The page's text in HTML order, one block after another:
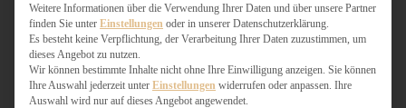
HERZHAFT
BURGER & SANDWICHES
FIX AUF DEM TISCH
Weitere Informationen über die Verwendung Ihrer Daten und über unsere Partner
finden Sie unter Einstellungen oder in unserer Datenschutzerklärung.
Es besteht keine Verpflichtung, der Verarbeitung Ihrer Daten zuzustimmen, um
dieses Angebot zu nutzen.
Wir können bestimmte Inhalte nicht ohne Ihre Einwilligung anzeigen. Sie können
Ihre Auswahl jederzeit unter Einstellungen widerrufen oder anpassen. Ihre
Auswahl wird nur auf dieses Angebot angewendet.